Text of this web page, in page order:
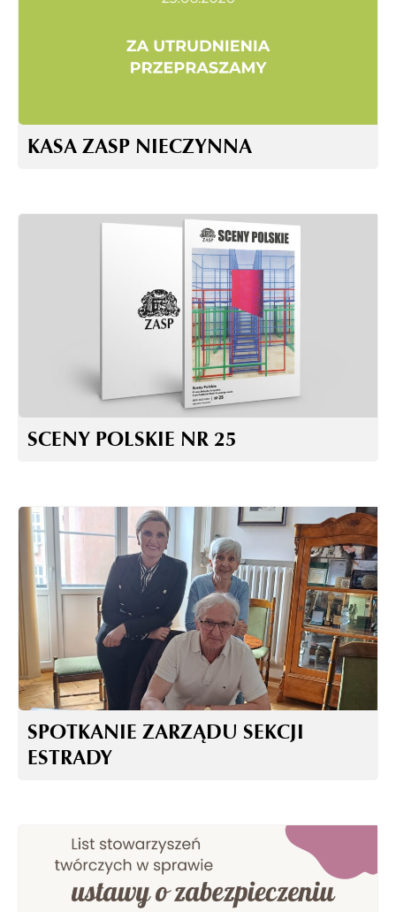
KASA ZASP NIECZYNNA
SCENY POLSKIE NR 25
SPOTKANIE ZARZĄDU SEKCJI
ESTRADY